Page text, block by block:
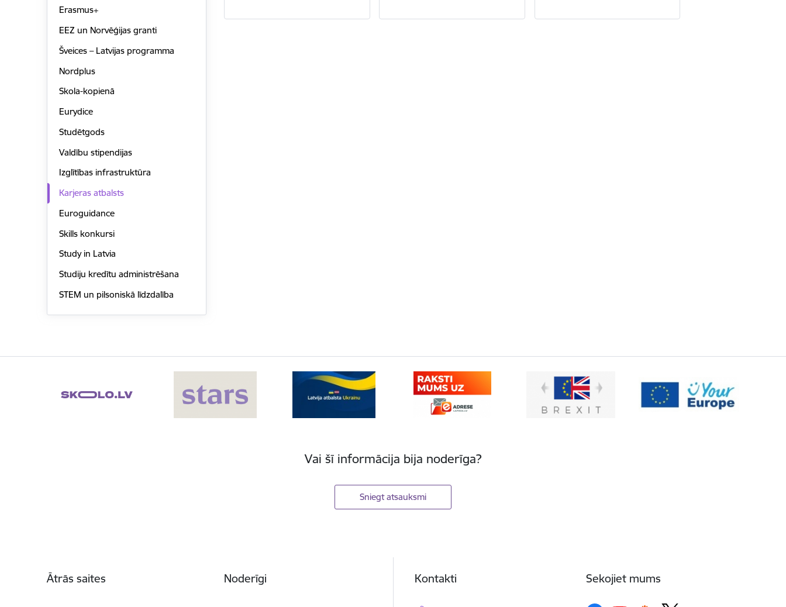
Erasmus+
EEZ un Norvēģijas granti
Šveices – Latvijas programma
Nordplus
Skola-kopienā
Eurydice
Studētgods
Valdību stipendijas
Izglītības infrastruktūra
Karjeras atbalsts
Euroguidance
Skills konkursi
Study in Latvia
Studiju kredītu administrēšana
STEM un pilsoniskā līdzdalība
Vai šī informācija bija noderīga?
Sniegt atsauksmi
Ātrās saites Noderīgi Kontakti Sekojiet mums